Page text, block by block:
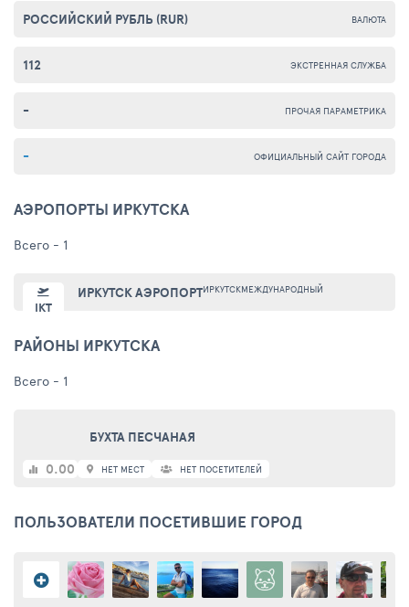
ВАЛЮТА
РОССИЙСКИЙ РУБЛЬ (RUR)
ЭКСТРЕННАЯ СЛУЖБА
112
ПРОЧАЯ ПАРАМЕТРИКА
-
ОФИЦИАЛЬНЫЙ САЙТ ГОРОДА
-
АЭРОПОРТЫ ИРКУТСКА
Всего - 1
IKT
ИРКУТСК АЭРОПОРТИРКУТСКМЕЖДУНАРОДНЫЙ
РАЙОНЫ ИРКУТСКА
Всего - 1
БУХТА ПЕСЧАНАЯ
НЕТ МЕСТ НЕТ ПОСЕТИТЕЛЕЙ
0.00
ПОЛЬЗОВАТЕЛИ ПОСЕТИВШИЕ ГОРОД